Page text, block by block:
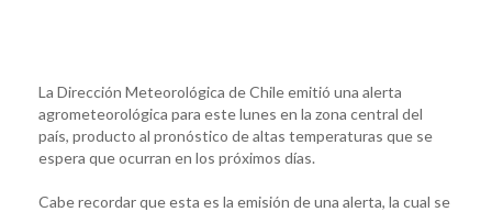
La Dirección Meteorológica de Chile emitió una alerta
agrometeorológica para este lunes en la zona central del
país, producto al pronóstico de altas temperaturas que se
espera que ocurran en los próximos días.
Cabe recordar que esta es la emisión de una alerta, la cual se